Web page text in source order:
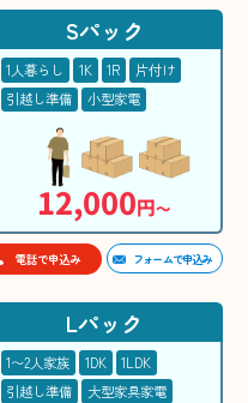
Sパック
1人暮らし 1K 1R
片付け
引越し準備
小型家電
12,000円〜
電話で申込み フォームで申込み
Lパック
1〜2人家族 1DK
1LDK
引越し準備
大型家具家電